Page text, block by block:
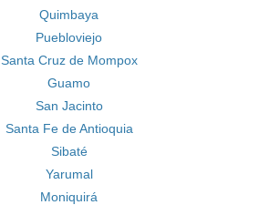
Quimbaya
Puebloviejo
Santa Cruz de Mompox
Guamo
San Jacinto
Santa Fe de Antioquia
Sibaté
Yarumal
Moniquirá